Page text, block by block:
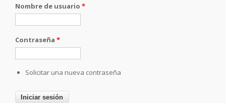
Nombre de usuario *
Contraseña *
Solicitar una nueva contraseña